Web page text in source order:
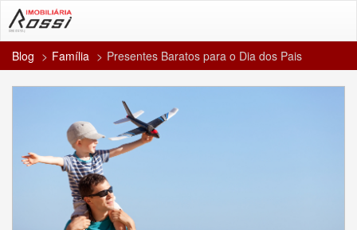
Blog Família Presentes Baratos para o Dia dos Pais